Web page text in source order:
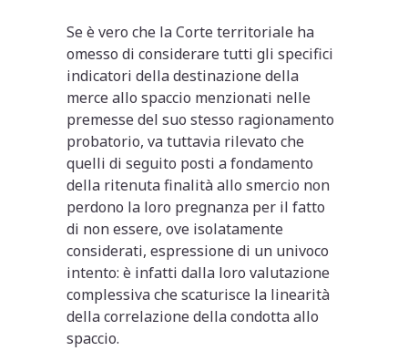
Se è vero che la Corte territoriale ha
omesso di considerare tutti gli specifici
indicatori della destinazione della
merce allo spaccio menzionati nelle
premesse del suo stesso ragionamento
probatorio, va tuttavia rilevato che
quelli di seguito posti a fondamento
della ritenuta finalità allo smercio non
perdono la loro pregnanza per il fatto
di non essere, ove isolatamente
considerati, espressione di un univoco
intento: è infatti dalla loro valutazione
complessiva che scaturisce la linearità
della correlazione della condotta allo
spaccio.